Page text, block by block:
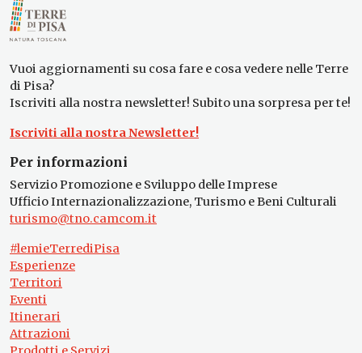
Vuoi aggiornamenti su cosa fare e cosa vedere nelle Terre
di Pisa?
Iscriviti alla nostra newsletter! Subito una sorpresa per te!
Iscriviti alla nostra Newsletter!
Per informazioni
Servizio Promozione e Sviluppo delle Imprese
Ufficio Internazionalizzazione, Turismo e Beni Culturali
turismo@tno.camcom.it
#lemieTerrediPisa
Esperienze
Territori
Eventi
Itinerari
Attrazioni